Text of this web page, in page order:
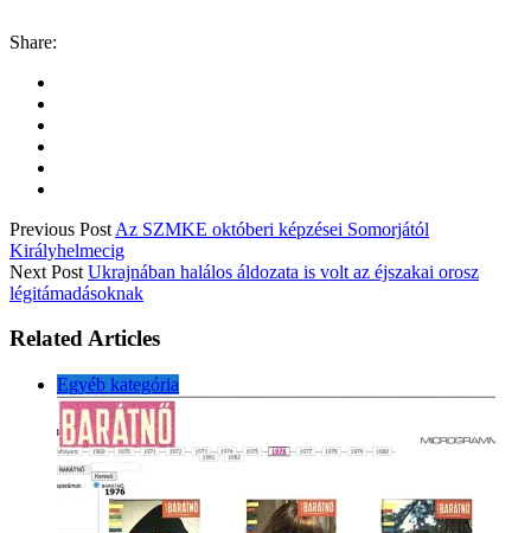
Share:
Previous Post Az SZMKE októberi képzései Somorjától
Királyhelmecig
Next Post Ukrajnában halálos áldozata is volt az éjszakai orosz
légitámadásoknak
Related Articles
Egyéb kategória